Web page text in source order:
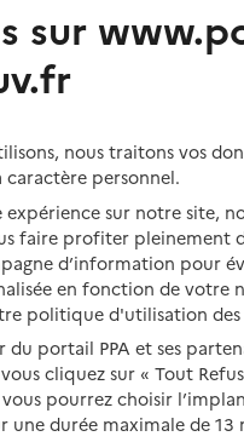
services pour
Vivre en accueil
Autres solutions
sur
nous traitons vos
personnel.
sur notre site,
faire profiter
d’information pour
en fonction de votre
politique d'utilisation des
portail PPA et ses
cliquez sur « Tout
pourrez choisir
durée maximale de